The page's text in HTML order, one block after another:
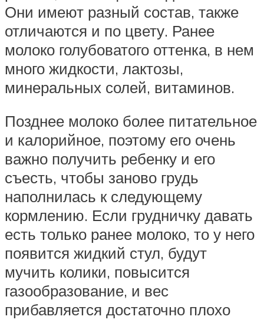
Они имеют разный состав, также
отличаются и по цвету. Ранее
молоко голубоватого оттенка, в нем
много жидкости, лактозы,
минеральных солей, витаминов.
Позднее молоко более питательное
и калорийное, поэтому его очень
важно получить ребенку и его
съесть, чтобы заново грудь
наполнилась к следующему
кормлению. Если грудничку давать
есть только ранее молоко, то у него
появится жидкий стул, будут
мучить колики, повысится
газообразование, и вес
прибавляется достаточно плохо